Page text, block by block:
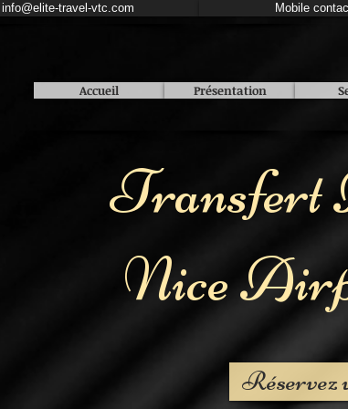
info@elite-travel-vtc.com Mobile
Accueil Présentation
Transfert
Nice
Réservez